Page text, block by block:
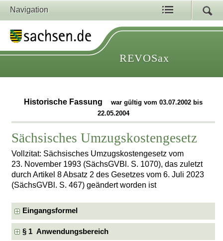
Navigation
REVOSax
Historische Fassung
war gültig vom 03.07.2002 bis
22.05.2004
Sächsisches Umzugskostengesetz
Vollzitat: Sächsisches Umzugskostengesetz vom
23. November 1993 (SächsGVBl. S. 1070), das zuletzt
durch Artikel 8 Absatz 2 des Gesetzes vom 6. Juli 2023
(SächsGVBl. S. 467) geändert worden ist
Eingangsformel
§ 1 Anwendungsbereich